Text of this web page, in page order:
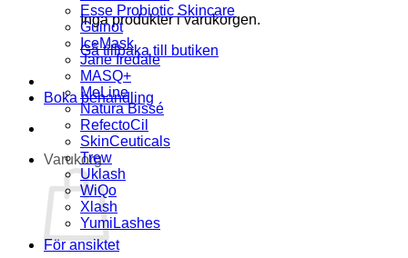
Inga produkter i varukorgen.
Gå tillbaka till butiken
Boka behandling
Varukorg
Esse Probiotic Skincare
Guinot
IceMask
Jane Iredale
MASQ+
MeLine
Natura Bissé
RefectoCil
SkinCeuticals
Trew
Uklash
WiQo
Xlash
YumiLashes
För ansiktet